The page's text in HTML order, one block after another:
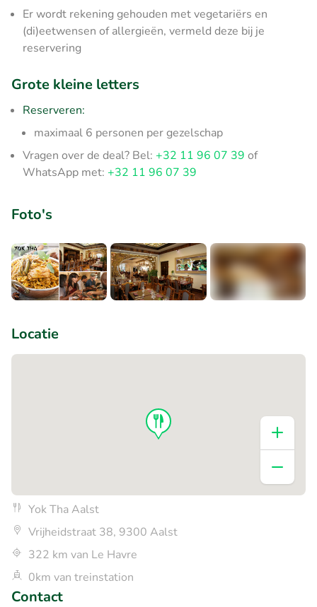
Er wordt rekening gehouden met vegetariërs en
(di)eetwensen of allergieën, vermeld deze bij je
reservering
Grote kleine letters
Reserveren:
maximaal 6 personen per gezelschap
Vragen over de deal? Bel: +32 11 96 07 39 of
WhatsApp met: +32 11 96 07 39
Foto's
Locatie
Yok Tha Aalst
Vrijheidstraat 38, 9300 Aalst
322 km van Le Havre
0km van treinstation
Contact